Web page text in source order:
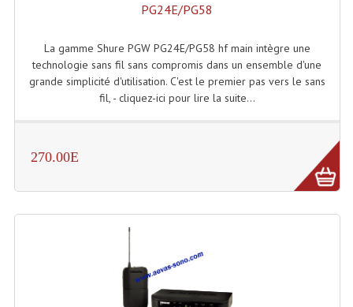
Machines À Effet Brouillard
Machines À Fumée Lourde
Liquide À Bulles
Liquides À Fumée
Liquides À Mousse
PG24E/PG58
La gamme Shure PGW PG24E/PG58 hf main intègre une
technologie sans fil sans compromis dans un ensemble d'une
grande simplicité d'utilisation. C'est le premier pas vers le sans
fil, - cliquez-ici pour lire la suite...
270.00E